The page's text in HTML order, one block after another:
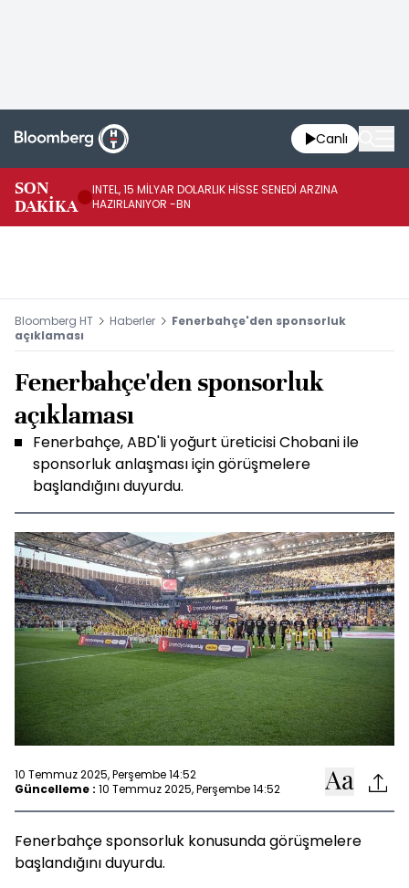
Canlı
SON
DAKİKA
INTEL, 15 MİLYAR DOLARLIK HİSSE SENEDİ ARZINA
HAZIRLANIYOR -BN
Bloomberg HT Haberler
Fenerbahçe'den sponsorluk
açıklaması
Fenerbahçe'den sponsorluk
açıklaması
Fenerbahçe, ABD'li yoğurt üreticisi Chobani ile
sponsorluk anlaşması için görüşmelere
başlandığını duyurdu.
10 Temmuz 2025, Perşembe 14:52
Güncelleme : 10 Temmuz 2025, Perşembe 14:52
Fenerbahçe sponsorluk konusunda görüşmelere
başlandığını duyurdu.